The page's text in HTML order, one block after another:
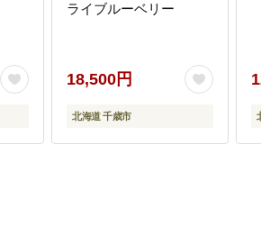
ライブルーベリー
18,500円
北海道 千歳市